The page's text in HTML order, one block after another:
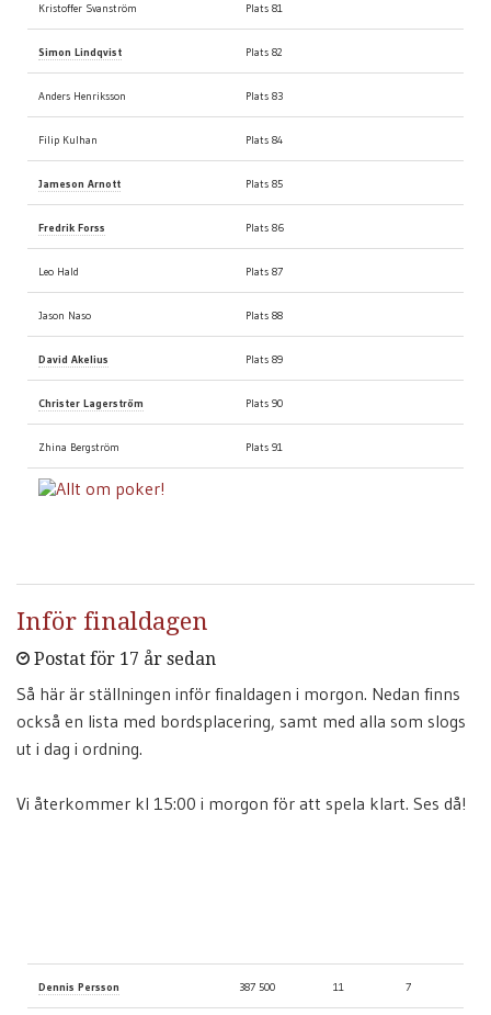
Kristoffer Svanström Plats 81
Simon Lindqvist Plats 82
Anders Henriksson Plats 83
Filip Kulhan Plats 84
Jameson Arnott Plats 85
Fredrik Forss Plats 86
Leo Hald Plats 87
Jason Naso Plats 88
David Akelius Plats 89
Christer Lagerström Plats 90
Zhina Bergström Plats 91
Inför finaldagen
Postat för 17 år sedan
Så här är ställningen inför finaldagen i morgon. Nedan finns
också en lista med bordsplacering, samt med alla som slogs
ut i dag i ordning.
Vi återkommer kl 15:00 i morgon för att spela klart. Ses då!
Dennis Persson 387 500 11 7